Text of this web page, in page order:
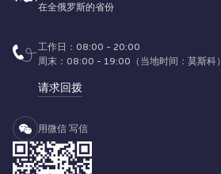
在全俄罗斯的省份
工作日：08:00 - 20:00
周末：08:00 - 19:00（当地时间：莫斯科）
请求回拨
用微信 写信